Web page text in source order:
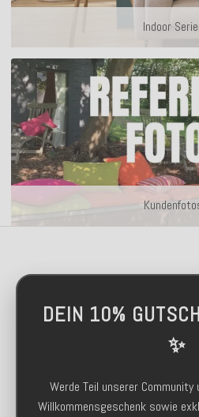
Indoor
DEIN 10%
✨
Werde Teil unserer
Willkommensgeschenk sowie